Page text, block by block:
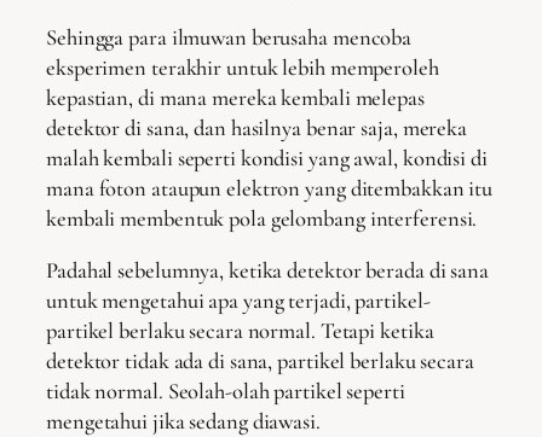
Sehingga para ilmuwan berusaha mencoba
eksperimen terakhir untuk lebih memperoleh
kepastian, di mana mereka kembali melepas
detektor di sana, dan hasilnya benar saja, mereka
malah kembali seperti kondisi yang awal, kondisi di
mana foton ataupun elektron yang ditembakkan itu
kembali membentuk pola gelombang interferensi.
Padahal sebelumnya, ketika detektor berada di sana
untuk mengetahui apa yang terjadi, partikel-
partikel berlaku secara normal. Tetapi ketika
detektor tidak ada di sana, partikel berlaku secara
tidak normal. Seolah-olah partikel seperti
mengetahui jika sedang diawasi.